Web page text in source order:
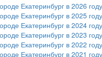
Екатеринбург в 2026 году
Екатеринбург в 2025 году
Екатеринбург в 2024 году
Екатеринбург в 2023 году
Екатеринбург в 2022 году
Екатеринбург в 2021 году